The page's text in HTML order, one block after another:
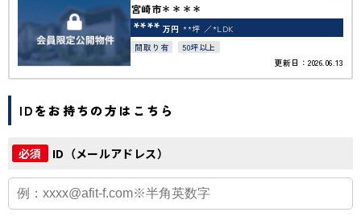
宮崎市＊＊＊＊
**** 万円 **坪
*LDK
間取り有
50坪以上
更新日：2026.06.13
IDをお持ちの方はこちら
必須 ID（メールアドレス）